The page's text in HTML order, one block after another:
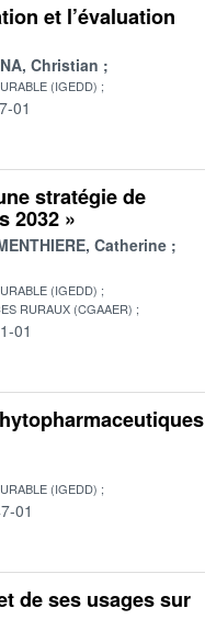
et l’évaluation
Christian
(IGEDD)
01
stratégie de
2032 »
Catherine
(IGEDD)
RURAUX (CGAAER)
01
(IGEDD)
01
de ses usages sur